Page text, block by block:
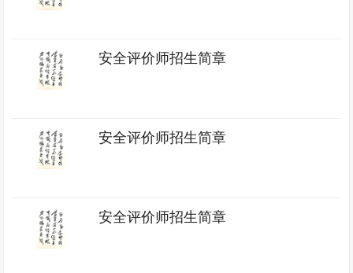
安全评价师招生简章
安全评价师招生简章
安全评价师招生简章